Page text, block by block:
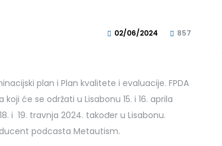
02/06/2024 857
plan i Plan kvalitete i evaluacije. FPDA
će se održati u Lisabonu 15. i 16. aprila
i 19. travnja 2024. također u Lisabonu.
podcasta Metautism.